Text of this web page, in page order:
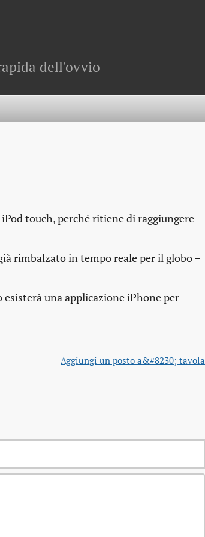
dell'ovvio
touch, perché ritiene di raggiungere
rimbalzato in tempo reale per il globo –
una applicazione iPhone per
Aggiungi un posto a&#8230; tavola